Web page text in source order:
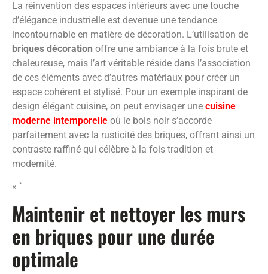
La réinvention des espaces intérieurs avec une touche
d’élégance industrielle est devenue une tendance
incontournable en matière de décoration. L’utilisation de
briques décoration offre une ambiance à la fois brute et
chaleureuse, mais l’art véritable réside dans l’association
de ces éléments avec d’autres matériaux pour créer un
espace cohérent et stylisé. Pour un exemple inspirant de
design élégant cuisine, on peut envisager une cuisine
moderne intemporelle où le bois noir s’accorde
parfaitement avec la rusticité des briques, offrant ainsi un
contraste raffiné qui célèbre à la fois tradition et
modernité.
« `
Maintenir et nettoyer les murs
en briques pour une durée
optimale